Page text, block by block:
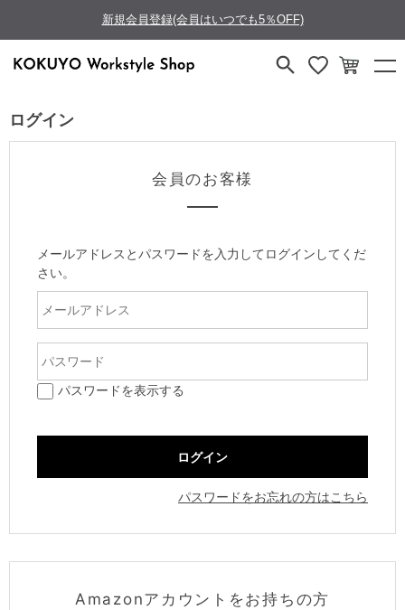
新規会員登録(会員はいつでも5％OFF)
ログイン
会員のお客様
メールアドレスとパスワードを入力してログインしてくだ
さい。
パスワードを表示する
パスワードをお忘れの方はこちら
Amazonアカウントをお持ちの方